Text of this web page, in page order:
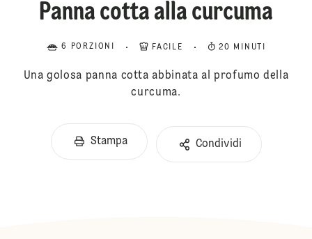
Panna cotta alla curcuma
6 PORZIONI FACILE 20 MINUTI
Una golosa panna cotta abbinata al profumo della
curcuma.
Stampa Condividi